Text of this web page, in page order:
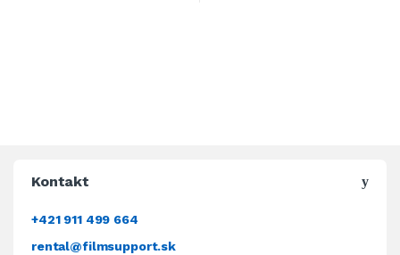
Kontakt
+421 911 499 664
rental@filmsupport.sk